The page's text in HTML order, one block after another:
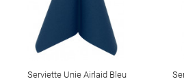
Serviette Unie Airlaid Bleu